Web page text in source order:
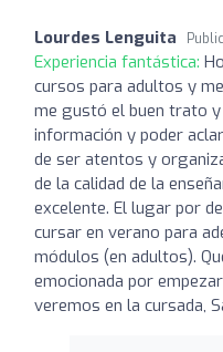
Lourdes Lenguita
Experiencia fantástica:
cursos para adultos y
me gustó el buen trato
información y poder
de ser atentos y
de la calidad de la
excelente. El lugar por
cursar en verano para
módulos (en adultos).
emocionada por
veremos en la cursada,